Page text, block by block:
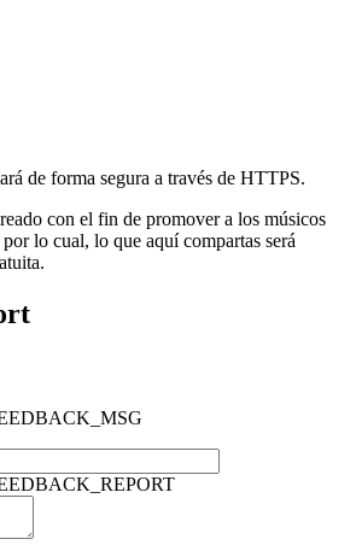
de forma segura a través de HTTPS.
con el fin de promover a los músicos
lo cual, lo que aquí compartas será